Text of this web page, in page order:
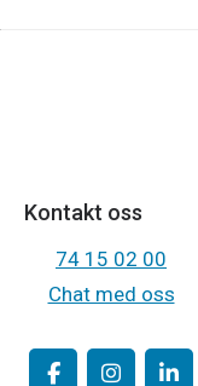
Kontakt oss
74 15 02 00
Chat med oss